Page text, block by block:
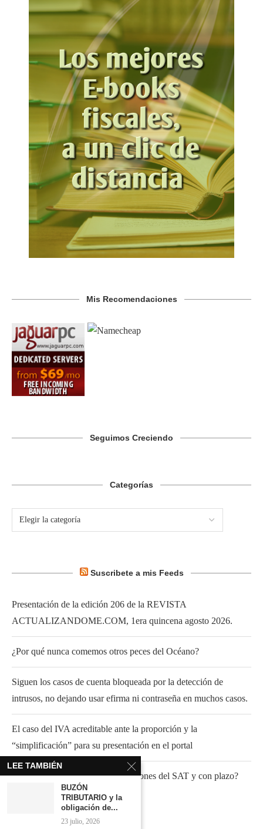
Mis Recomendaciones
Seguimos Creciendo
Categorías
Suscribete a mis Feeds
Presentación de la edición 206 de la REVISTA
ACTUALIZANDOME.COM, 1era quincena agosto 2026.
¿Por qué nunca comemos otros peces del Océano?
Siguen los casos de cuenta bloqueada por la detección de
intrusos, no dejando usar efirma ni contraseña en muchos casos.
El caso del IVA acreditable ante la proporción y la
“simplificación” para su presentación en el portal
¿Fundamento para atender invitaciones del SAT y con plazo?
LEE TAMBIÉN
BUZÓN
TRIBUTARIO y la
obligación de...
23 julio, 2026